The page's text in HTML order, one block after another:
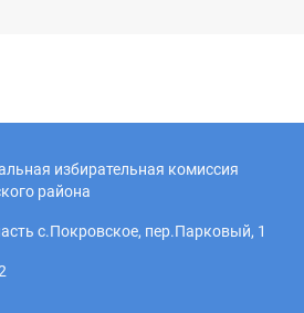
избирательная комиссия
района
с.Покровское, пер.Парковый, 1